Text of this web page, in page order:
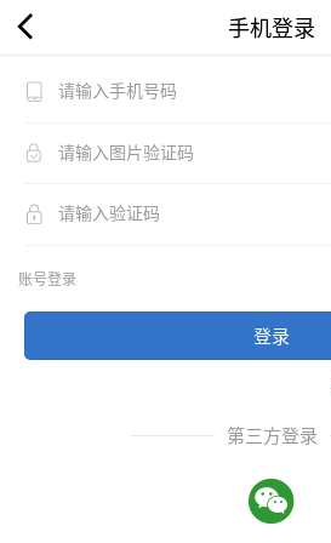
手机登录
账号登录
登录
第三方登录